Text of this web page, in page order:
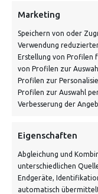
Marketing
Speichern von oder
Verwendung
Erstellung von Profilen
von Profilen zur
Profilen zur
Profilen zur Auswahl
Verbesserung der
Eigenschaften
Abgleichung und
unterschiedlichen
Endgeräte,
automatisch
Schnell und